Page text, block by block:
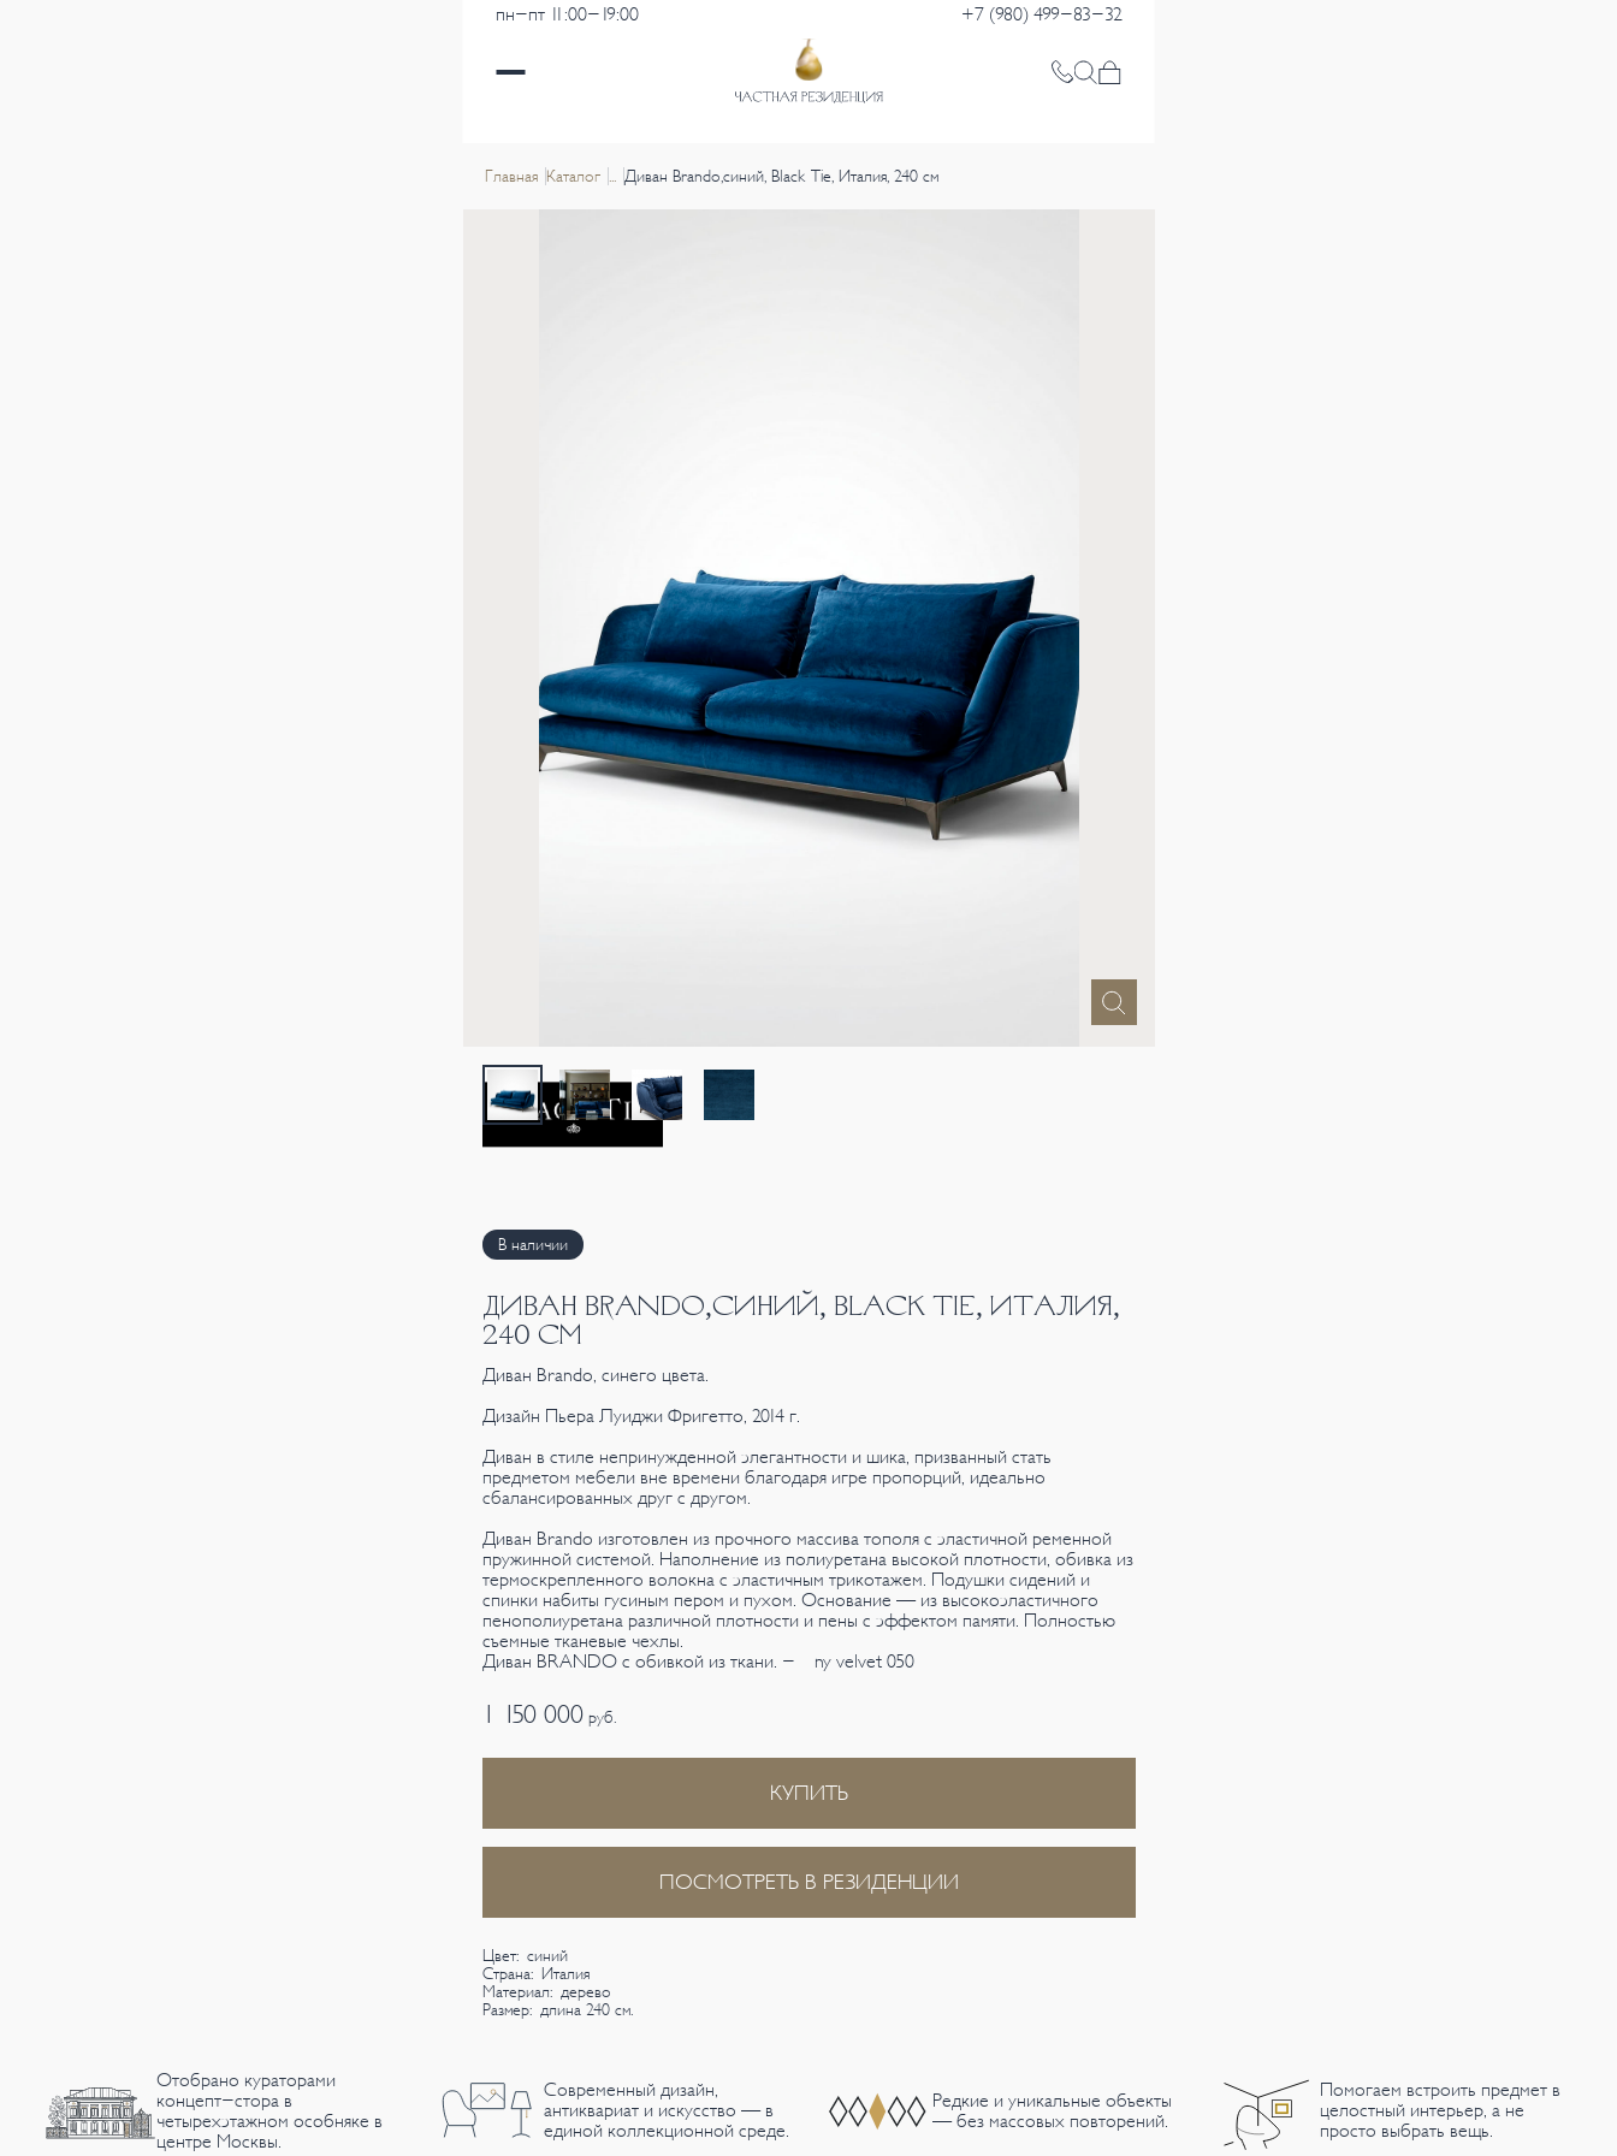
пн-пт 11:00-19:00 +7 (980) 499-83-32
Главная Каталог ... Диван Brando,синий, Black Tie, Италия, 240 см
В наличии
ДИВАН BRANDO,СИНИЙ, BLACK TIE, ИТАЛИЯ,
240 СМ
Диван Brando, синего цвета.
Дизайн Пьера Луиджи Фригетто, 2014 г.
Диван в стиле непринужденной элегантности и шика, призванный стать
предметом мебели вне времени благодаря игре пропорций, идеально
сбалансированных друг с другом.
Диван Brando изготовлен из прочного массива тополя с эластичной ременной
пружинной системой. Наполнение из полиуретана высокой плотности, обивка из
термоскрепленного волокна с эластичным трикотажем. Подушки сидений и
спинки набиты гусиным пером и пухом. Основание — из высокоэластичного
пенополиуретана различной плотности и пены с эффектом памяти. Полностью
съемные тканевые чехлы.
Диван BRANDO с обивкой из ткани. - ny velvet 050
1 150 000руб.
КУПИТЬ
ПОСМОТРЕТЬ В РЕЗИДЕНЦИИ
Цвет: синий
Страна: Италия
Материал: дерево
Размер: длина 240 см.
Отобрано кураторами
концепт-стора в
четырехэтажном особняке в
центре Москвы.
Современный дизайн,
антиквариат и искусство — в
единой коллекционной среде.
Редкие и уникальные объекты
— без массовых повторений.
Помогаем встроить предмет в
целостный интерьер, а не
просто выбрать вещь.